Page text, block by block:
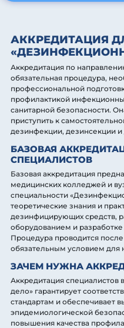
АККРЕДИТАЦИЯ
Аккредитация по
обязательная процедура,
профессиональной
профилактикой
санитарной безопасности.
приступить к
дезинфекции, дезинсекции и
БАЗОВАЯ
СПЕЦИАЛИСТОВ
Базовая аккредитация
медицинских колледжей и
специальности
теоретические знания и
дезинфицирующих средств,
оборудованием и
Процедура проводится
обязательным условием для
ЗАЧЕМ НУЖНА
Аккредитация специалистов
дело» гарантирует
стандартам и обеспечивает
эпидемиологической
повышения качества